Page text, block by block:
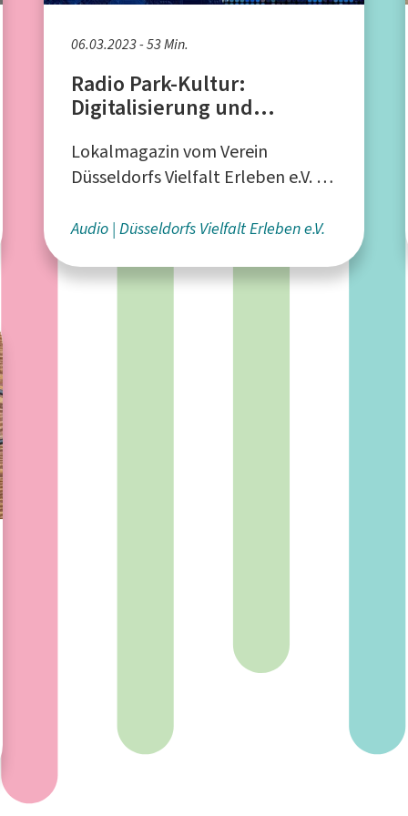
06.03.2023 - 53 Min.
Radio Park-Kultur:
Digitalisierung und
Lokalmagazin vom Verein
Düsseldorfs Vielfalt Erleben e.V. -
Düsseldorf
Audio Düsseldorfs Vielfalt Erleben e.V.